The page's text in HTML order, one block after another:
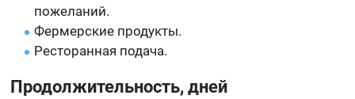
пожеланий.
Фермерские продукты.
Ресторанная подача.
Продолжительность, дней